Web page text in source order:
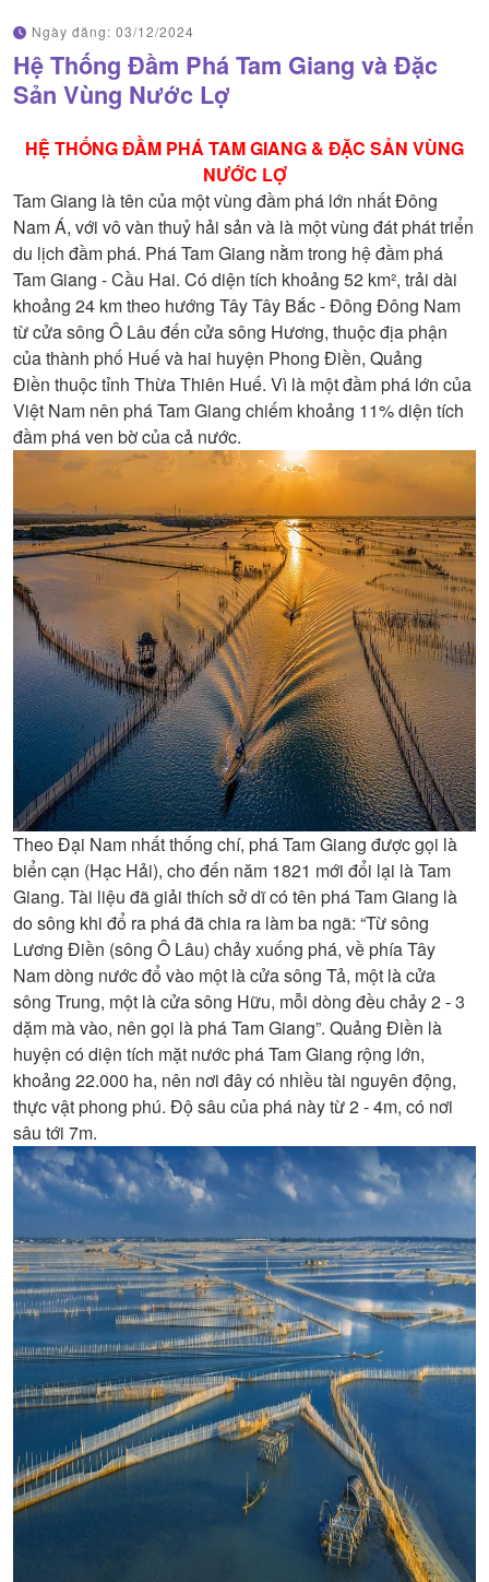
Ngày đăng: 03/12/2024
Hệ Thống Đầm Phá Tam Giang và Đặc
Sản Vùng Nước Lợ
HỆ THỐNG ĐẦM PHÁ TAM GIANG & ĐẶC SẢN VÙNG
NƯỚC LỢ
Tam Giang là tên của một vùng đầm phá lớn nhất Đông
Nam Á, với vô vàn thuỷ hải sản và là một vùng đát phát triển
du lịch đầm phá. Phá Tam Giang nằm trong hệ đầm phá
Tam Giang - Cầu Hai. Có diện tích khoảng 52 km², trải dài
khoảng 24 km theo hướng Tây Tây Bắc - Đông Đông Nam
từ cửa sông Ô Lâu đến cửa sông Hương, thuộc địa phận
của thành phố Huế và hai huyện Phong Điền, Quảng
Điền thuộc tỉnh Thừa Thiên Huế. Vì là một đầm phá lớn của
Việt Nam nên phá Tam Giang chiếm khoảng 11% diện tích
đầm phá ven bờ của cả nước.
Theo Đại Nam nhất thống chí, phá Tam Giang được gọi là
biển cạn (Hạc Hải), cho đến năm 1821 mới đổi lại là Tam
Giang. Tài liệu đã giải thích sở dĩ có tên phá Tam Giang là
do sông khi đổ ra phá đã chia ra làm ba ngã: “Từ sông
Lương Điền (sông Ô Lâu) chảy xuống phá, về phía Tây
Nam dòng nước đổ vào một là cửa sông Tả, một là cửa
sông Trung, một là cửa sông Hữu, mỗi dòng đều chảy 2 - 3
dặm mà vào, nên gọi là phá Tam Giang”. Quảng Điền là
huyện có diện tích mặt nước phá Tam Giang rộng lớn,
khoảng 22.000 ha, nên nơi đây có nhiều tài nguyên động,
thực vật phong phú. Độ sâu của phá này từ 2 - 4m, có nơi
sâu tới 7m.